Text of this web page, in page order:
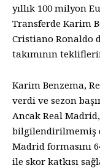
yıllık 100 milyon
Transferde Karim
Cristiano Ronaldo
takımının
Karim Benzema,
verdi ve sezon
Ancak Real
bilgilendirilmemiş
Madrid formasını
ile skor katkısı